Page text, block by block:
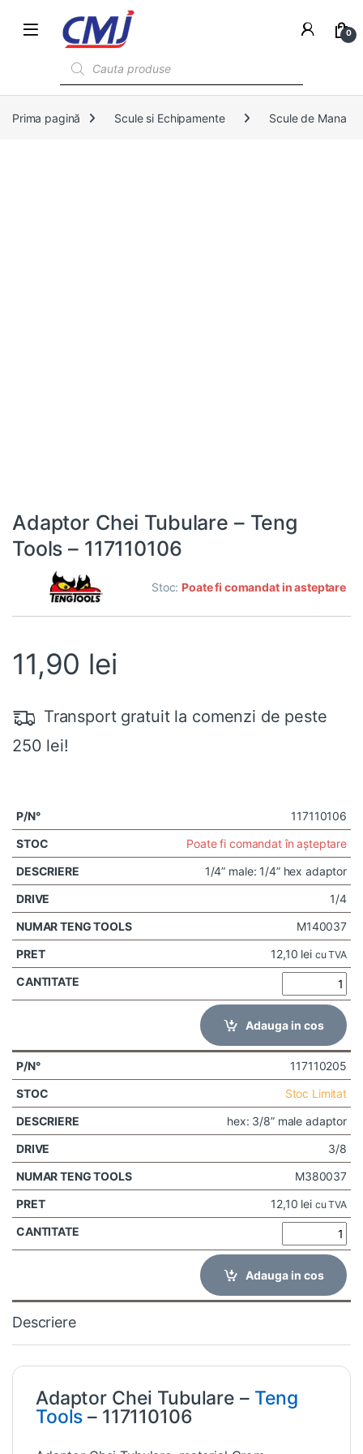
0
Prima pagină Scule si Echipamente Scule de Mana
Adaptor Chei Tubulare – Teng
Tools – 117110106
Stoc: Poate fi comandat in asteptare
11,90 lei
Transport gratuit la comenzi de peste
250 lei!
117110106
Poate fi comandat în așteptare
1/4” male: 1/4” hex adaptor
1/4
M140037
12,10 lei cu TVA
Adauga in cos
117110205
Stoc Limitat
hex: 3/8” male adaptor
3/8
M380037
12,10 lei cu TVA
Adauga in cos
Descriere
Adaptor Chei Tubulare – Teng
Tools – 117110106